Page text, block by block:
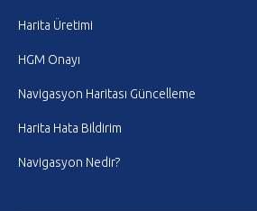
Harita Üretimi
HGM Onayı
Navigasyon Haritası Güncelleme
Harita Hata Bildirim
Navigasyon Nedir?